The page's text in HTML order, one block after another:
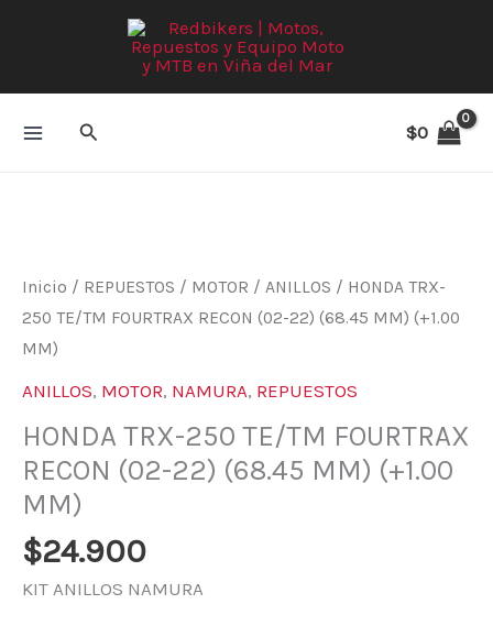
Buscar $0
Inicio / REPUESTOS / MOTOR / ANILLOS / HONDA TRX-
250 TE/TM FOURTRAX RECON (02-22) (68.45 MM) (+1.00
MM)
ANILLOS, MOTOR, NAMURA, REPUESTOS
HONDA TRX-250 TE/TM FOURTRAX
RECON (02-22) (68.45 MM) (+1.00
MM)
$24.900
KIT ANILLOS NAMURA